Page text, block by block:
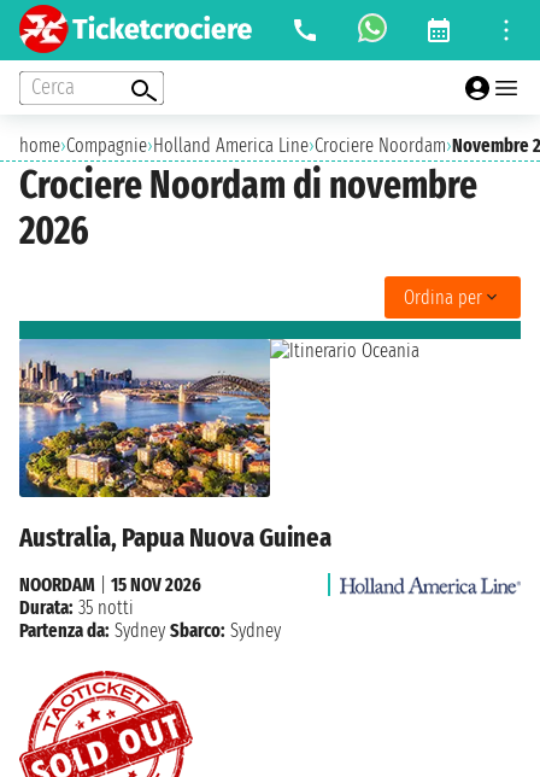
Cerca
home›Compagnie›Holland America Line›Crociere Noordam›Novembre
Crociere Noordam di novembre
2026
Ordina per
Australia, Papua Nuova Guinea
NOORDAM
15 NOV 2026
Durata: 35 notti
Partenza da: Sydney Sbarco: Sydney